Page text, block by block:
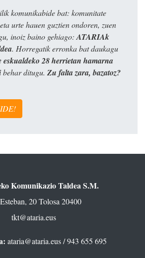
komunikabide bat: komunitate
urte hauen guztien ondoren, zuen
inoiz baino gehiago:ATARIAk
. Horregatik erronka bat daukagu
eskualdeko 28 herrietan hamarna
behar ditugu. Zu falta zara, bazatoz?
Komunikazio Taldea S.M.
20 Tolosa 20400
tkt@ataria.eus
ataria@ataria.eus/ 943 655 695